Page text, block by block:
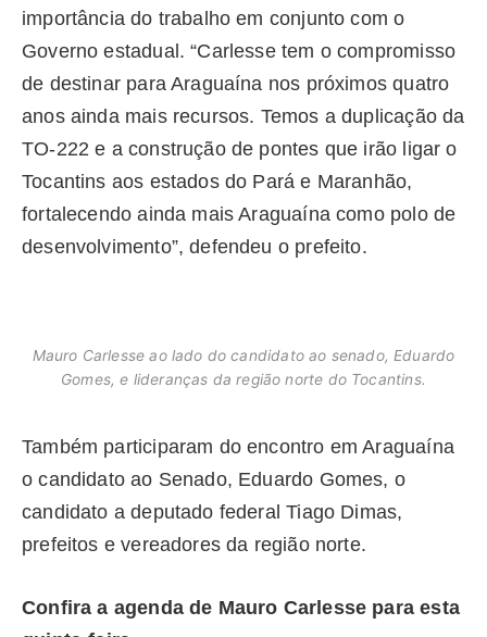
importância do trabalho em conjunto com o
Governo estadual. “Carlesse tem o compromisso
de destinar para Araguaína nos próximos quatro
anos ainda mais recursos. Temos a duplicação da
TO-222 e a construção de pontes que irão ligar o
Tocantins aos estados do Pará e Maranhão,
fortalecendo ainda mais Araguaína como polo de
desenvolvimento”, defendeu o prefeito.
Mauro Carlesse ao lado do candidato ao senado, Eduardo
Gomes, e lideranças da região norte do Tocantins.
Também participaram do encontro em Araguaína
o candidato ao Senado, Eduardo Gomes, o
candidato a deputado federal Tiago Dimas,
prefeitos e vereadores da região norte.
Confira a agenda de Mauro Carlesse para esta